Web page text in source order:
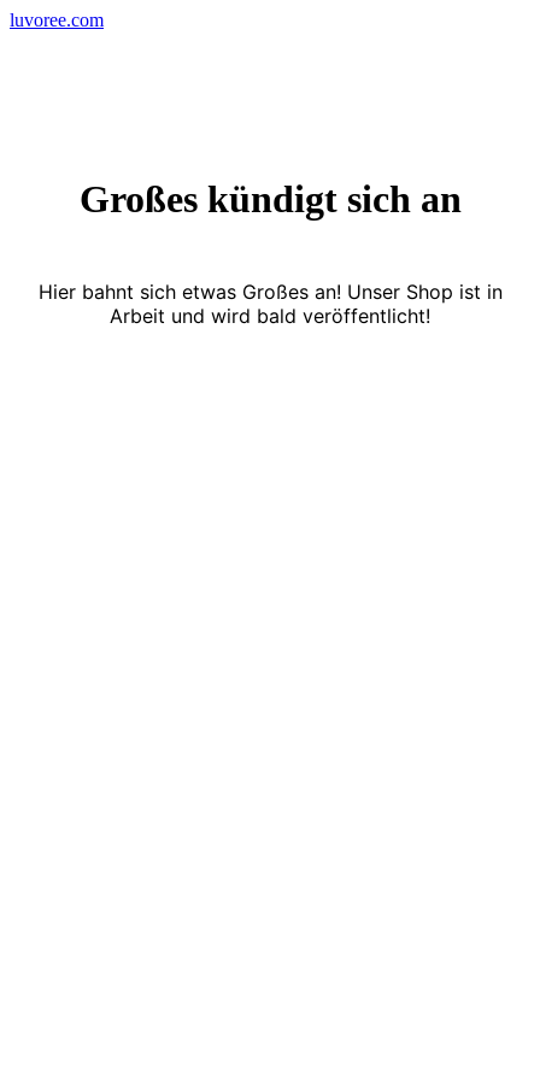
Skip
luvoree.com
Großes kündigt sich an
Hier bahnt sich etwas Großes an! Unser Shop ist in
Arbeit und wird bald veröffentlicht!